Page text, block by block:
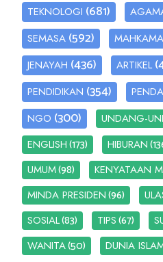
TEKNOLOGI (681)
SEMASA (592)
JENAYAH (436) ARTIKEL
PENDIDIKAN (354)
NGO (300) UNDANG-
ENGLISH(173) HIBURAN
UMUM(98) KENYATAAN
MINDA PRESIDEN(96)
SOSIAL(83) TIPS(67)
WANITA(50) DUNIA